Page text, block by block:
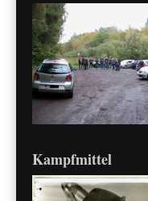
Kampfmittel